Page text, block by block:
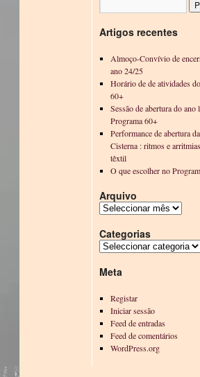
Artigos recentes
Almoço-Convívio de
ano 24/25
Horário de de atividades
60+
Sessão de abertura do ano
Programa 60+
Performance de abertura
Cisterna : ritmos e
têxtil
O que escolher no
Arquivo
Categorias
Meta
Registar
Iniciar sessão
Feed de entradas
Feed de comentários
WordPress.org